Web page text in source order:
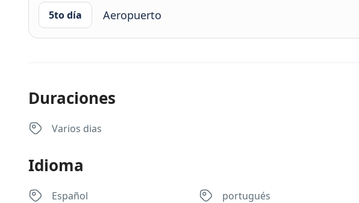
5to día Aeropuerto
Duraciones
Varios dias
Idioma
Español portugués